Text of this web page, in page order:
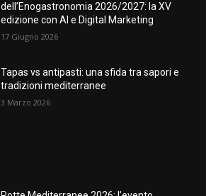
dell’Enogastronomia 2026/2027: la XV
edizione con AI e Digital Marketing
17 Giugno 2026
Tapas vs antipasti: una sfida tra sapori e
tradizioni mediterranee
3 Marzo 2026